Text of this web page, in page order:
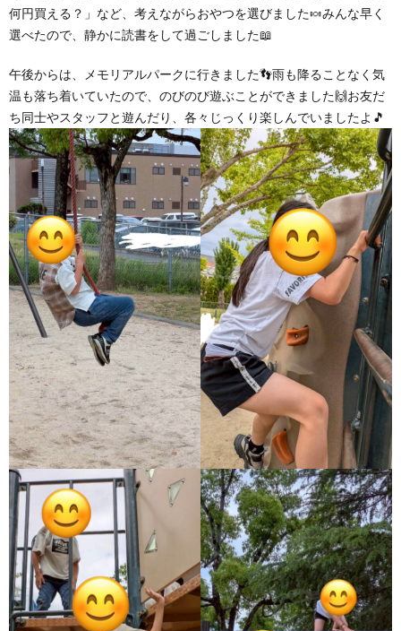
何円買える？」など、考えながらおやつを選びました🍬みんな早く
選べたので、静かに読書をして過ごしました📖
午後からは、メモリアルパークに行きました👣雨も降ることなく気
温も落ち着いていたので、のびのび遊ぶことができました🙌お友だ
ち同士やスタッフと遊んだり、各々じっくり楽しんでいましたよ🎵